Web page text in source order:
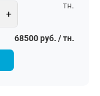
+
тн.
68500 руб. / тн.